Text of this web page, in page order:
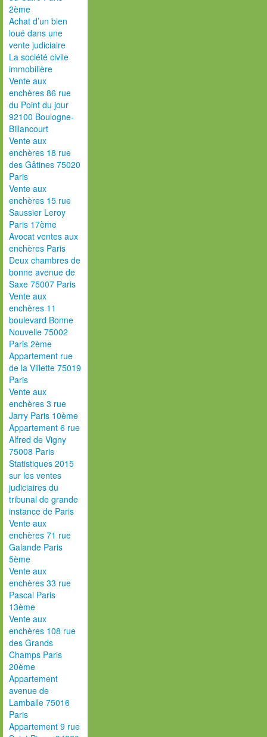
2ème
Achat d’un bien
loué dans une
vente judiciaire
La société civile
immobilière
Vente aux
enchères 86 rue
du Point du jour
92100 Boulogne-
Billancourt
Vente aux
enchères 18 rue
des Gâtines 75020
Paris
Vente aux
enchères 15 rue
Saussier Leroy
Paris 17ème
Avocat ventes aux
enchères Paris
Deux chambres de
bonne avenue de
Saxe 75007 Paris
Vente aux
enchères 11
boulevard Bonne
Nouvelle 75002
Paris 2ème
Appartement rue
de la Villette 75019
Paris
Vente aux
enchères 3 rue
Jarry Paris 10ème
Appartement 6 rue
Alfred de Vigny
75008 Paris
Statistiques 2015
sur les ventes
judiciaires du
tribunal de grande
instance de Paris
Vente aux
enchères 71 rue
Galande Paris
5ème
Vente aux
enchères 33 rue
Pascal Paris
13ème
Vente aux
enchères 108 rue
des Grands
Champs Paris
20ème
Appartement
avenue de
Lamballe 75016
Paris
Appartement 9 rue